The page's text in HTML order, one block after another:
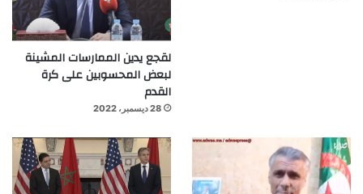
لقجع يدين الممارسات المشينة
لبعض المحسوبين على كرة
القدم
28 ديسمبر، 2022